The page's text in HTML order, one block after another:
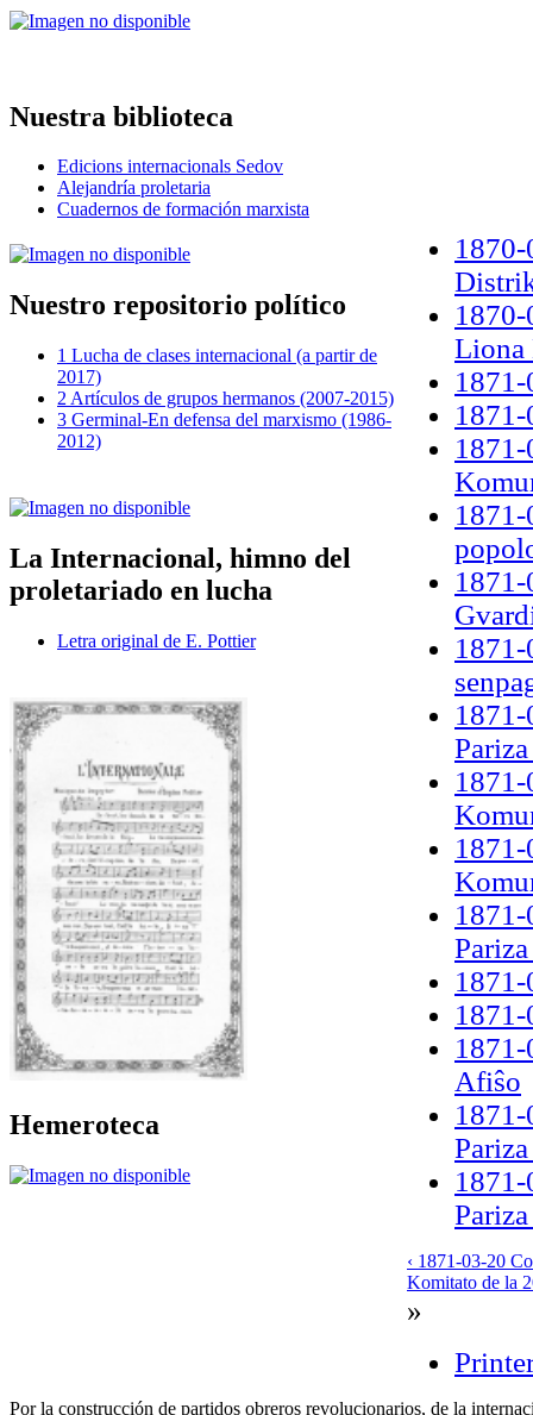
Nuestra biblioteca
Edicions internacionals Sedov
Alejandría proletaria
Cuadernos de formación marxista
Nuestro repositorio político
1 Lucha de clases internacional (a partir de
2017)
2 Artículos de grupos hermanos (2007-2015)
3 Germinal-En defensa del marxismo (1986-
2012)
La Internacional, himno del
proletariado en lucha
Letra original de E. Pottier
Hemeroteca
Liona
1871-
Afiŝo
‹ 1871-03-20
Komitato de la
»
Por la construcción de partidos obreros revolucionarios, de la